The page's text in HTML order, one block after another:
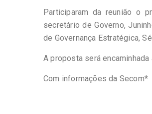
Participaram da reunião o
secretário de Governo,
de Governança Estratégica,
A proposta será
Com informações da Secom*